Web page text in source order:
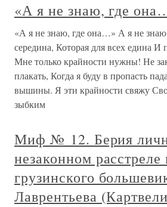
«А я не знаю, где
«А я не знаю, где она…» А я не
середина, Которая для всех едина И
Мне только крайности нужны! Не
плакать, Когда я буду в пропасть
вышины. Я эти крайности свяжу
зыбким
Миф № 12. Берия
незаконном расстреле
грузинского
Лаврентьева